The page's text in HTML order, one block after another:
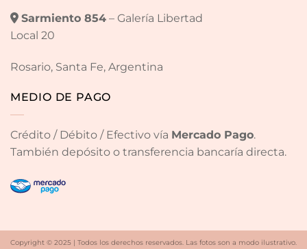
Sarmiento 854– Galería Libertad
Local 20
Rosario, Santa Fe, Argentina
MEDIO DE PAGO
Crédito / Débito / Efectivo vía Mercado Pago.
También depósito o transferencia bancaría directa.
Copyright © 2025 | Todos los derechos reservados. Las fotos son a modo ilustrativo.